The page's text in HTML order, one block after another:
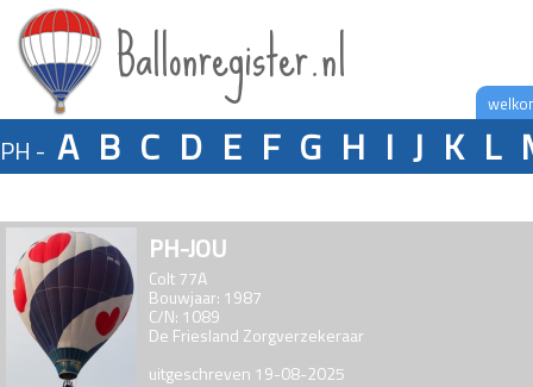
Ballonregister.nl
PH - A B C D E F G H I J K L
PH-JOU
Colt 77A
Bouwjaar: 1987
C/N: 1089
De Friesland Zorgverzekeraar
uitgeschreven 19-08-2025